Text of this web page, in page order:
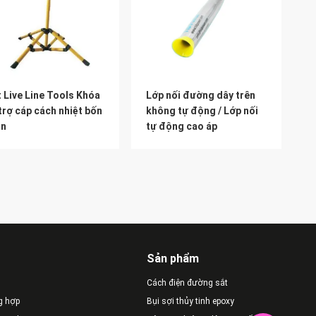
Live Line Tools Khóa
cáp cách nhiệt bốn
Lớp nối đường dây trên
không tự động / Lớp nối
tự động cao áp
hợp
Sản phẩm
Cách điện đường sắt
Bụi sợi thủy tinh epoxy